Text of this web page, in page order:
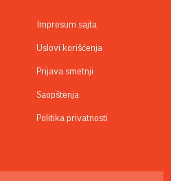
Impresum sajta
Uslovi korišćenja
Prijava smetnji
Saopštenja
Politika privatnosti